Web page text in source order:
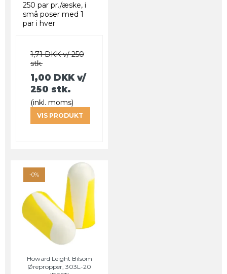
250 par pr./æske, i
små poser med 1
par i hver
1,71 DKK v/ 250
stk.
1,00 DKKv/
250 stk.
(inkl. moms)
VIS PRODUKT
-0%
Howard Leight Bilsom
Ørepropper, 303L-20